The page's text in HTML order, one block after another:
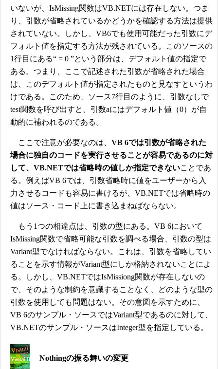
いないが、IsMissing関数はVB.NETには存在しない。つま
り、引数が省略されているかどうかを確認する方法は提供
されていない。しかし、VB6でも使用可能だった引数にデ
フォルト値を指定する方法が残されている。このソースの
1行目にある“ = 0 ”という部分は、デフォルト値の指定で
ある。つまり、ここで記述された引数が省略された場合
は、このデフォルト値が指定されたものと見なすというわ
けである。このため、ソース7行目のように、引数なしで
test関数を呼び出すと、引数aにはデフォルト値（0）が自
動的に補われるのである。
ここで注意が必要なのは、 VB 6では引数が省略された
場合に独自のコードを実行させることが容易であるのに対
して、VB.NETでは省略時の値しか指定できないことであ
る。例えばVB 6では、引数省略時に値をユーザーから入
力させるコードも容易に書けるが、VB.NETでは省略時の
値はソース・コード上に書き込まねばならない。
もう1つの相違点は、引数の型にある。VB 6において
IsMissing関数で省略可能な引数を調べる場合、引数の型は
Variant型でなければならない。これは、引数を省略してい
ることを示す情報がVariant型にしか格納されないことによ
る。しかし、VB.NETではIsMissiong関数が存在しないの
で、そのような制約を意識することなく、どのような型の
引数を使用しても問題はない。その意図を示すために、
VB 6のサンプル・ソースではVariant型であるのに対して、
VB.NETのサンプル・ソースはInteger型を指定している。
Nothingの振る舞いの変更